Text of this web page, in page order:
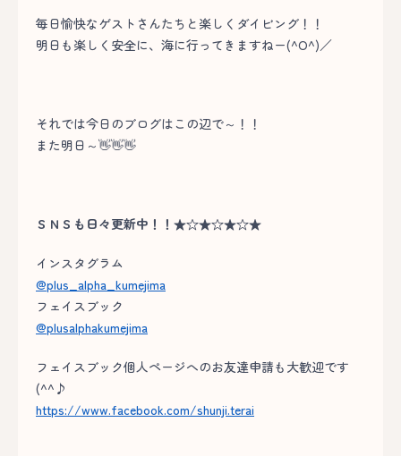
毎日愉快なゲストさんたちと楽しくダイビング！！
明日も楽しく安全に、海に行ってきますねー(^O^)／
それでは今日のブログはこの辺で～！！
また明日～👋👋👋
ＳＮＳも日々更新中！！★☆★☆★☆★
インスタグラム
@plus_alpha_kumejima
フェイスブック
@plusalphakumejima
フェイスブック個人ページへのお友達申請も大歓迎です
(^^♪
https://www.facebook.com/shunji.terai